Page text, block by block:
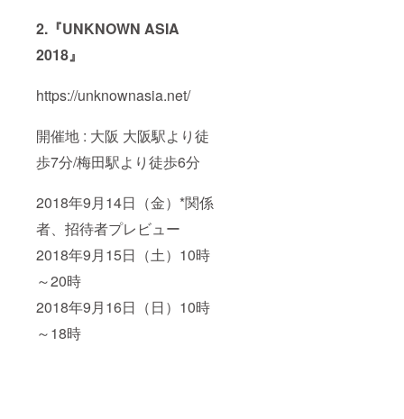
2.『UNKNOWN ASIA
2018』
https://unknownasia.net/
開催地 : 大阪 大阪駅より徒
歩7分/梅田駅より徒歩6分
2018年9月14日（金）*関係
者、招待者プレビュー
2018年9月15日（土）10時
～20時
2018年9月16日（日）10時
～18時